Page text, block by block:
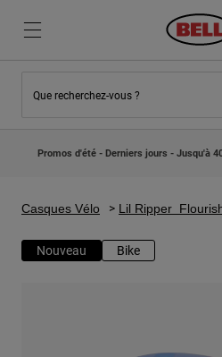
Nouveautés
Casques Motocross Enfant
Explorez Moto
Nouveautés
Lifestyle
Que recherchez-vous ?
Promos d'été - Derniers jours - Jusqu'à
Casques Vélo Lil Ripper
Nouveau Bike